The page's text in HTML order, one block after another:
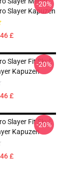
Slayer Kapuzen
£
-20%
Slayer Fit Skul:
Kapuzen
£
-20%
Slayer Fit Skul:
Kapuzen
£
-20%